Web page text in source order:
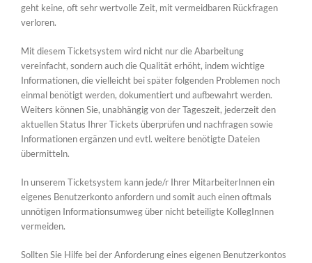
geht keine, oft sehr wertvolle Zeit, mit vermeidbaren Rückfragen
verloren.
Mit diesem Ticketsystem wird nicht nur die Abarbeitung
vereinfacht, sondern auch die Qualität erhöht, indem wichtige
Informationen, die vielleicht bei später folgenden Problemen noch
einmal benötigt werden, dokumentiert und aufbewahrt werden.
Weiters können Sie, unabhängig von der Tageszeit, jederzeit den
aktuellen Status Ihrer Tickets überprüfen und nachfragen sowie
Informationen ergänzen und evtl. weitere benötigte Dateien
übermitteln.
In unserem Ticketsystem kann jede/r Ihrer MitarbeiterInnen ein
eigenes Benutzerkonto anfordern und somit auch einen oftmals
unnötigen Informationsumweg über nicht beteiligte KollegInnen
vermeiden.
Sollten Sie Hilfe bei der Anforderung eines eigenen Benutzerkontos